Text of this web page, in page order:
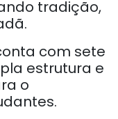
tradição,
com sete
estrutura e
o